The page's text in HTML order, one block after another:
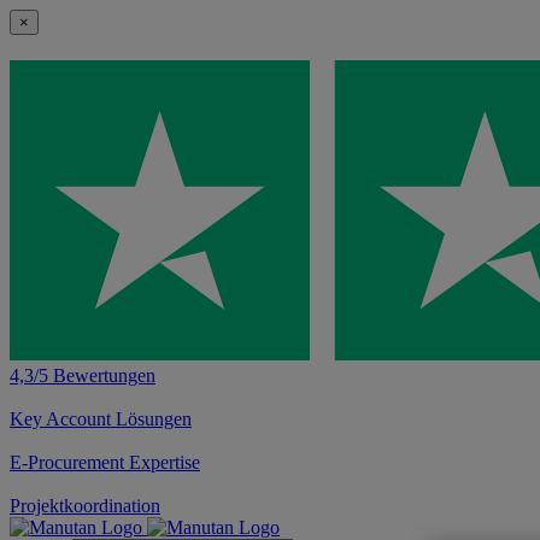
×
4,3/5 Bewertungen
Key Account Lösungen
E-Procurement Expertise
Projektkoordination